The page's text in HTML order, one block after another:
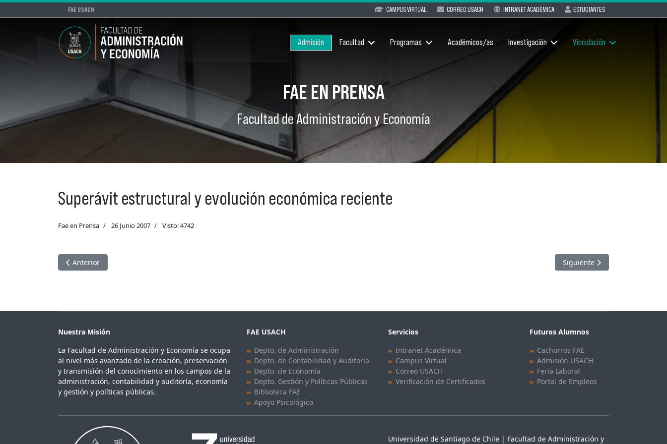
FAE USACH CAMPUS VIRTUAL CORREO USACH INTRANET ACADÉMICA ESTUDIANTES
Admisión Facultad Programas Académicos/as Investigación Vinculación
FAE EN PRENSA
Facultad de Administración y Economía
Superávit estructural y evolución económica reciente
Fae en Prensa 26 Junio 2007 Visto: 4742
Artículo anterior: PYMEs y Robin Hood
Anterior Artículo siguiente:
Siguiente
Nuestra Misión
La Facultad de Administración y Economía se ocupa
al nivel más avanzado de la creación, preservación
y transmisión del conocimiento en los campos de la
administración, contabilidad y auditoría, economía
y gestión y políticas públicas.
FAE USACH
Depto. de Administración
Depto. de Contabilidad y Auditoría
Depto. de Economía
Depto. Gestión y Políticas Públicas
Biblioteca FAE
Apoyo Psicológico
Servicios
Intranet Académica
Campus Virtual
Correo USACH
Verificación de Certificados
Futuros Alumnos
Cachorros FAE
Admisión USACH
Feria Laboral
Portal de Empleos
Universidad de Santiago de Chile | Facultad de Administración y